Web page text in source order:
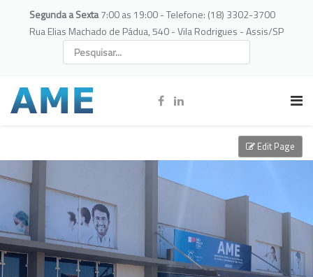
Segunda a Sexta7:00 as 19:00 - Telefone: (18) 3302-3700
Rua Elias Machado de Pádua, 540 - Vila Rodrigues - Assis/SP
Edit Page